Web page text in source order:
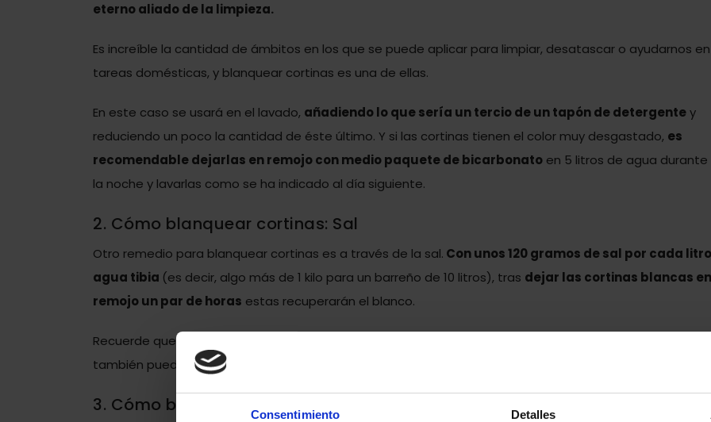
Consentimiento Detalles
eterno aliado de la limpieza.
Es increíble la cantidad de ámbitos en los que se puede aplicar para limpiar, desatascar o ayudarnos en
tareas domésticas, y blanquear cortinas es una de ellas.
En este caso se usará en el lavado, añadiendo lo que sería un tercio de un tapón de detergentey
reduciendo un poco la cantidad de éste último. Y si las cortinas tienen el color muy desgastado, es
recomendable dejarlas en remojo con medio paquete de bicarbonato en 5 litros de agua
la noche y lavarlas como se ha indicado al día siguiente.
2. Cómo blanquear cortinas: Sal
Otro remedio para blanquear cortinas es a través de la sal. Con unos 120 gramos de sal por cada
agua tibia (es decir, algo más de 1 kilo para un barreño de 10 litros), tras dejar las cortinas blancas en
remojo un par de horas estas recuperarán el blanco.
Recuerde que hay que
también puede ser muy útil para las manchas de vino.
3. Cómo blanquear cortinas: Azúcar